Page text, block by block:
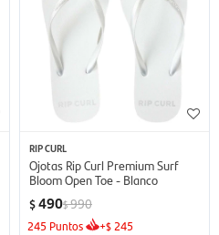
RIP CURL
Ojotas Rip Curl Premium Surf
Bloom Open Toe - Blanco
$490$990
245 Puntos +$ 245